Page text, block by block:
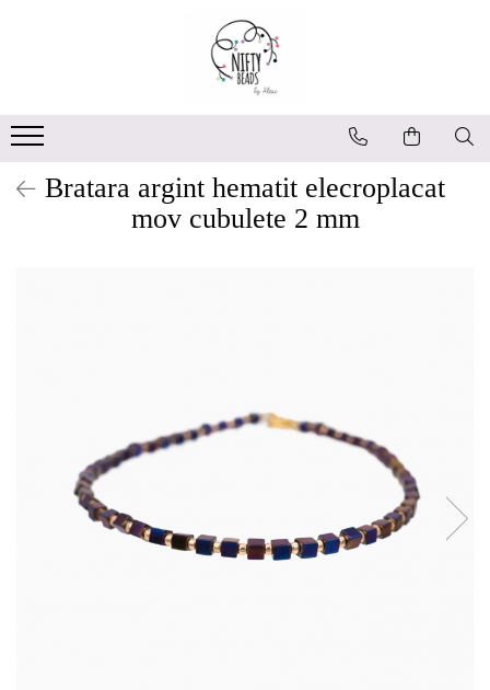
Bratara argint hematit elecroplacat
mov cubulete 2 mm